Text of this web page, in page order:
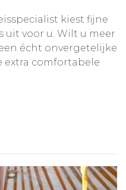
kiest fijne
uit voor u. Wilt u meer
écht onvergetelijke
extra comfortabele